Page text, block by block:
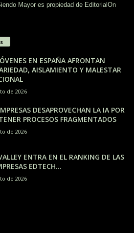
Mayor es propiedad de EditorialOn
EN ESPAÑA AFRONTAN
AISLAMIENTO Y MALESTAR
de 2026
DESAPROVECHAN LA IA POR
PROCESOS FRAGMENTADOS
de 2026
ENTRA EN EL RANKING DE LAS
EDTECH...
de 2026